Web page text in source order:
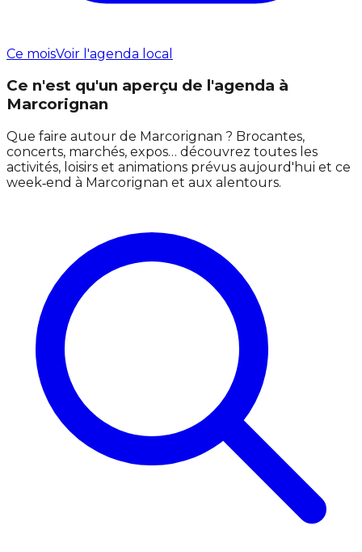
Ce moisVoir l'agenda local
Ce n'est qu'un aperçu de l'agenda à
Marcorignan
Que faire autour de Marcorignan ? Brocantes,
concerts, marchés, expos… découvrez toutes les
activités, loisirs et animations prévus aujourd'hui et ce
week‑end à Marcorignan et aux alentours.